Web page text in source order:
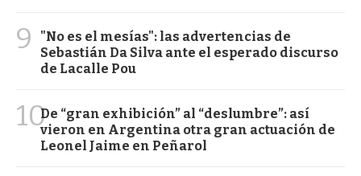
9
"No es el mesías": las advertencias de
Sebastián Da Silva ante el esperado discurso
de Lacalle Pou
10De “gran exhibición” al “deslumbre”: así
vieron en Argentina otra gran actuación de
Leonel Jaime en Peñarol